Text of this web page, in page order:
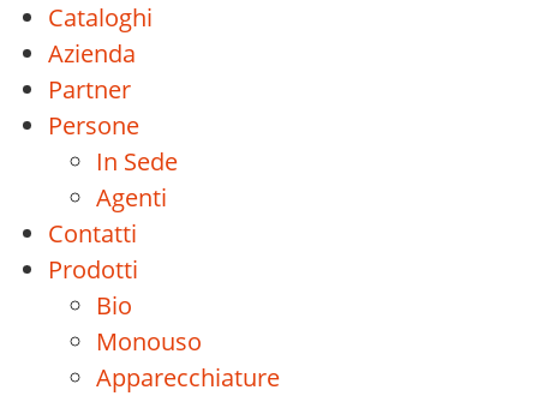
Cataloghi
Azienda
Partner
Persone
In Sede
Agenti
Contatti
Prodotti
Bio
Monouso
Apparecchiature